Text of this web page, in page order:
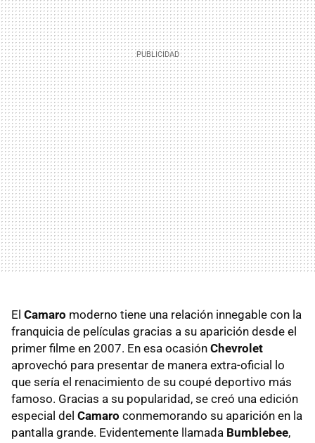
El Camaro moderno tiene una relación innegable con la
franquicia de películas gracias a su aparición desde el
primer filme en 2007. En esa ocasión Chevrolet
aprovechó para presentar de manera extra-oficial lo
que sería el renacimiento de su coupé deportivo más
famoso. Gracias a su popularidad, se creó una edición
especial del Camaro conmemorando su aparición en la
pantalla grande. Evidentemente llamada Bumblebee,